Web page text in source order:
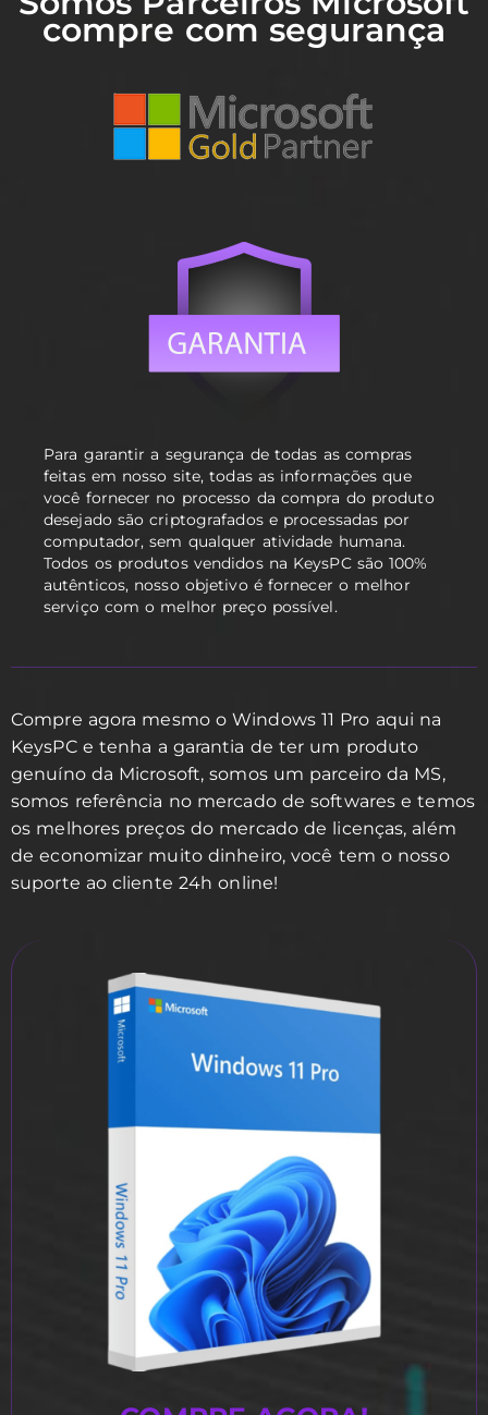
compre com segurança
Para garantir a segurança de todas as compras
feitas em nosso site, todas as informações que
você fornecer no processo da compra do produto
desejado são criptografados e processadas por
computador, sem qualquer atividade humana.
Todos os produtos vendidos na KeysPC são 100%
autênticos, nosso objetivo é fornecer o melhor
serviço com o melhor preço possível.
Compre agora mesmo o Windows 11 Pro aqui na
KeysPC e tenha a garantia de ter um produto
genuíno da Microsoft, somos um parceiro da MS,
somos referência no mercado de softwares e temos
os melhores preços do mercado de licenças, além
de economizar muito dinheiro, você tem o nosso
suporte ao cliente 24h online!